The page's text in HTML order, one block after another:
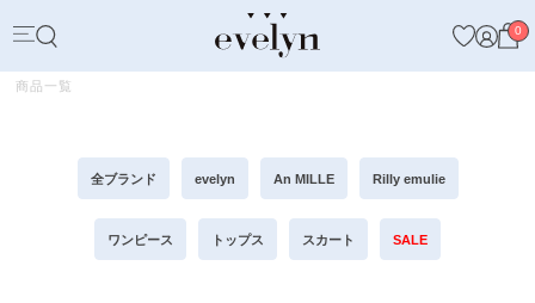
0
商品一覧
全ブランド evelyn An MILLE Rilly emulie
ワンピース トップス スカート SALE